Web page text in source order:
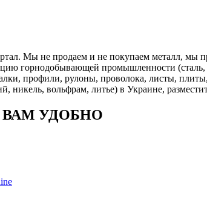
Мы не продаем и не покупаем металл, мы
горнодобывающей промышленности
профили, рулоны, проволока, листы,
никель, вольфрам, литье) в Украине,
ВАМ УДОБНО